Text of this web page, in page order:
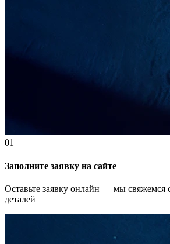
01
Заполните заявку на сайте
Оставьте заявку онлайн — мы свяжемся
деталей